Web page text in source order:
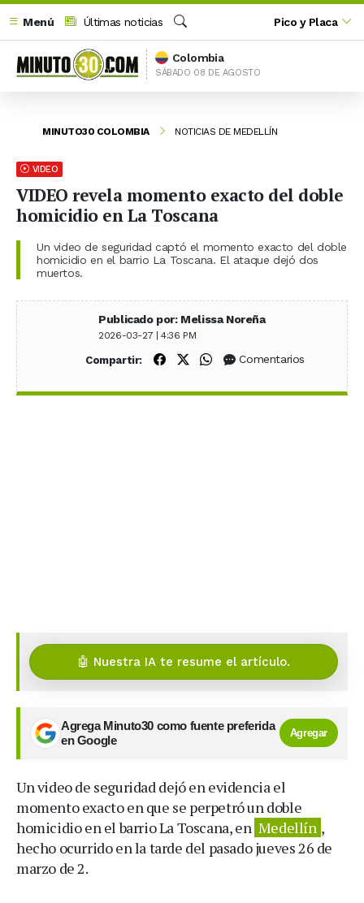
Menú
Últimas noticias
Buscar
Pico y Placa
Colombia
SÁBADO 08 DE AGOSTO
MINUTO30 COLOMBIA NOTICIAS DE MEDELLÍN
VIDEO
VIDEO revela momento exacto del doble
homicidio en La Toscana
Un video de seguridad captó el momento exacto del doble
homicidio en el barrio La Toscana. El ataque dejó dos
muertos.
Publicado por: Melissa Noreña
2026-03-27 | 4:36 PM
Compartir: Compartir en Facebook
Compartir en X (Twitter)
Compartir en WhatsApp
Comentarios
🤖 Nuestra IA te resume el artículo.
Agrega Minuto30 como fuente preferida
en Google
Agregar
Un video de seguridad dejó en evidencia el
momento exacto en que se perpetró un doble
homicidio en el barrio La Toscana, en Medellín ,
hecho ocurrido en la tarde del pasado jueves 26 de
marzo de 2.